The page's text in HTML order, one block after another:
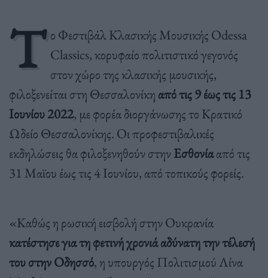
Τ ο Φεστιβάλ Κλασικής Μουσικής Odessa
Classics, κορυφαίο πολιτιστικό γεγονός
στον χώρο της κλασικής μουσικής,
φιλοξενείται στη Θεσσαλονίκη από τις 9 έως τις 13
Ιουνίου 2022, με φορέα διοργάνωσης το Κρατικό
Ωδείο Θεσσαλονίκης. Οι προφεστιβαλικές
εκδηλώσεις θα φιλοξενηθούν στην Εσθονίααπό τις
31 Μαϊου έως τις 4 Ιουνίου, από τοπικούς φορείς.
«Καθώς η ρωσική εισβολή στην Ουκρανία
κατέστησε για τη φετινή χρονιά αδύνατη την τέλεσή
του στην Οδησσό, η υπουργός Πολιτισμού Λίνα